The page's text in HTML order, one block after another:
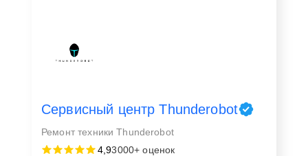
Сервисный центр Thunderobot
Ремонт техники Thunderobot
4,93000+ оценок